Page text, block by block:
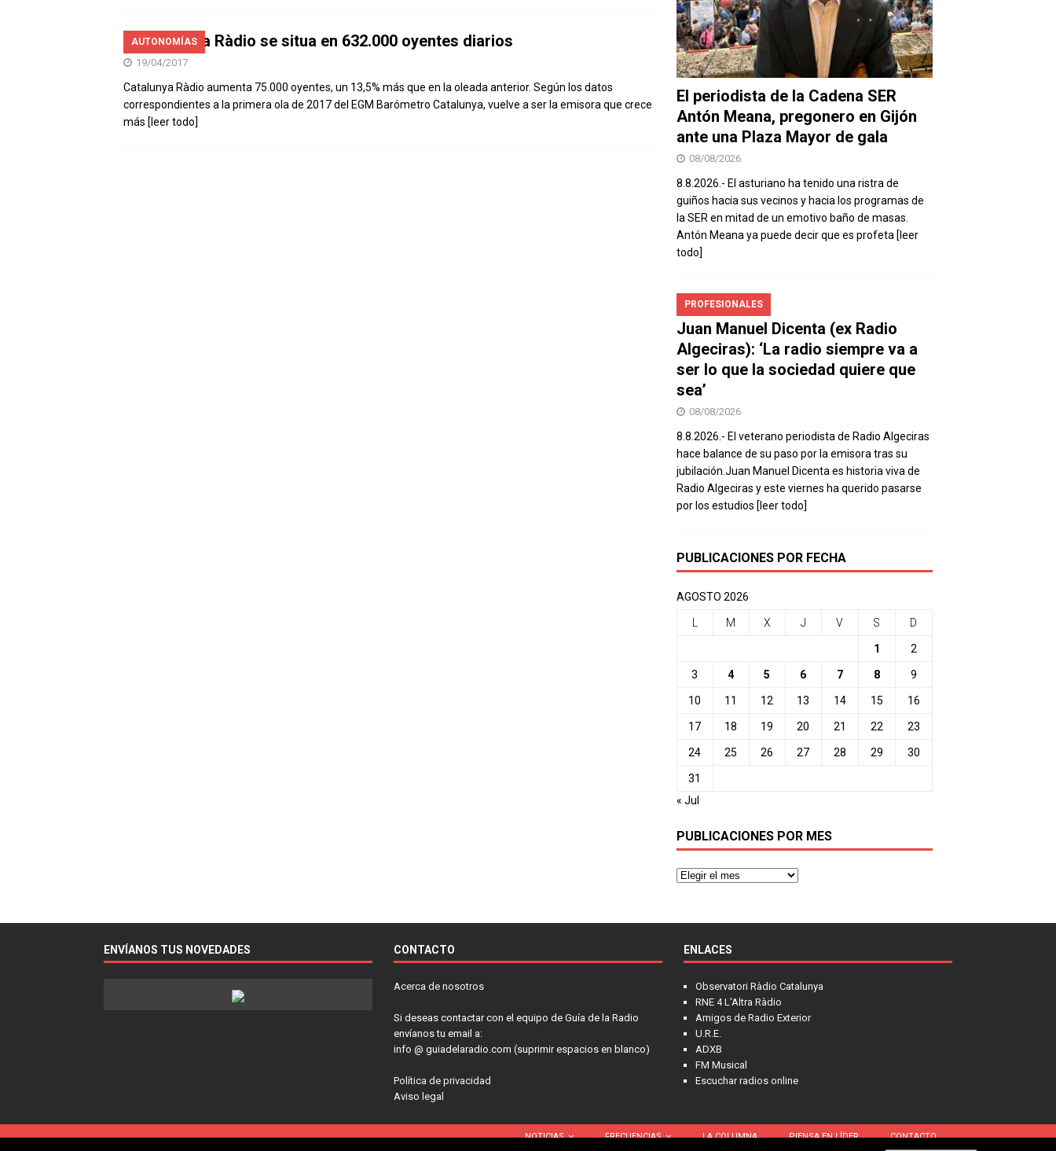
AUTONOMÍAS
Catalunya Ràdio se situa en 632.000 oyentes diarios
19/04/2017
Catalunya Ràdio aumenta 75.000 oyentes, un 13,5% más que en la oleada anterior. Según los datos
correspondientes a la primera ola de 2017 del EGM Barómetro Catalunya, vuelve a ser la emisora que crece
más [leer todo]
El periodista de la Cadena SER
Antón Meana, pregonero en Gijón
ante una Plaza Mayor de gala
08/08/2026
8.8.2026.- El asturiano ha tenido una ristra de
guiños hacia sus vecinos y hacia los programas de
la SER en mitad de un emotivo baño de masas.
Antón Meana ya puede decir que es profeta [leer
todo]
PROFESIONALES
Juan Manuel Dicenta (ex Radio
Algeciras): ‘La radio siempre va a
ser lo que la sociedad quiere que
sea’
08/08/2026
8.8.2026.- El veterano periodista de Radio Algeciras
hace balance de su paso por la emisora tras su
jubilación.Juan Manuel Dicenta es historia viva de
Radio Algeciras y este viernes ha querido pasarse
por los estudios [leer todo]
PUBLICACIONES POR FECHA
AGOSTO 2026
L M X J V S D
1 2
3 4 5 6 7 8 9
10 11 12 13 14 15 16
17 18 19 20 21 22 23
24 25 26 27 28 29 30
31
« Jul
PUBLICACIONES POR MES
ENVÍANOS TUS NOVEDADES CONTACTO
Acerca de nosotros
Si deseas contactar con el equipo de Guía de la Radio
envíanos tu email a:
info @ guiadelaradio.com (suprimir espacios en blanco)
Política de privacidad
Aviso legal
ENLACES
Observatori Ràdio Catalunya
RNE 4 L'Altra Ràdio
Amigos de Radio Exterior
U.R.E.
ADXB
FM Musical
Escuchar radios online
NOTICIAS FRECUENCIAS LA COLUMNA PIENSA EN LÍDER CONTACTO